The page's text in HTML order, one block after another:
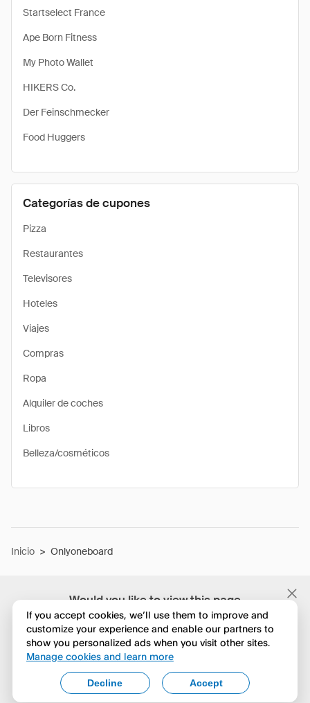
Would you like to view this page
in English?
No, seguir navegando
Yes, change to English
Startselect France
Ape Born Fitness
My Photo Wallet
HIKERS Co.
Der Feinschmecker
Food Huggers
Categorías de cupones
Pizza
Restaurantes
Televisores
Hoteles
Viajes
Compras
Ropa
Alquiler de coches
Libros
Belleza/cosméticos
Inicio > Onlyoneboard
If you accept cookies, we’ll use them to improve and
customize your experience and enable our partners to
show you personalized ads when you visit other sites.
Manage cookies and learn more
Accept
Decline